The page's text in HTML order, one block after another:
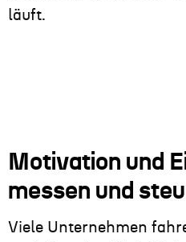
läuft.
Motivation und
messen und
Viele Unternehmen